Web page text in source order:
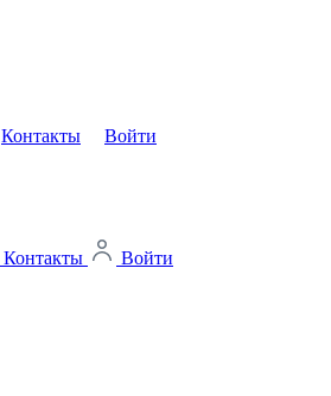
Контакты Войти
Контакты Войти